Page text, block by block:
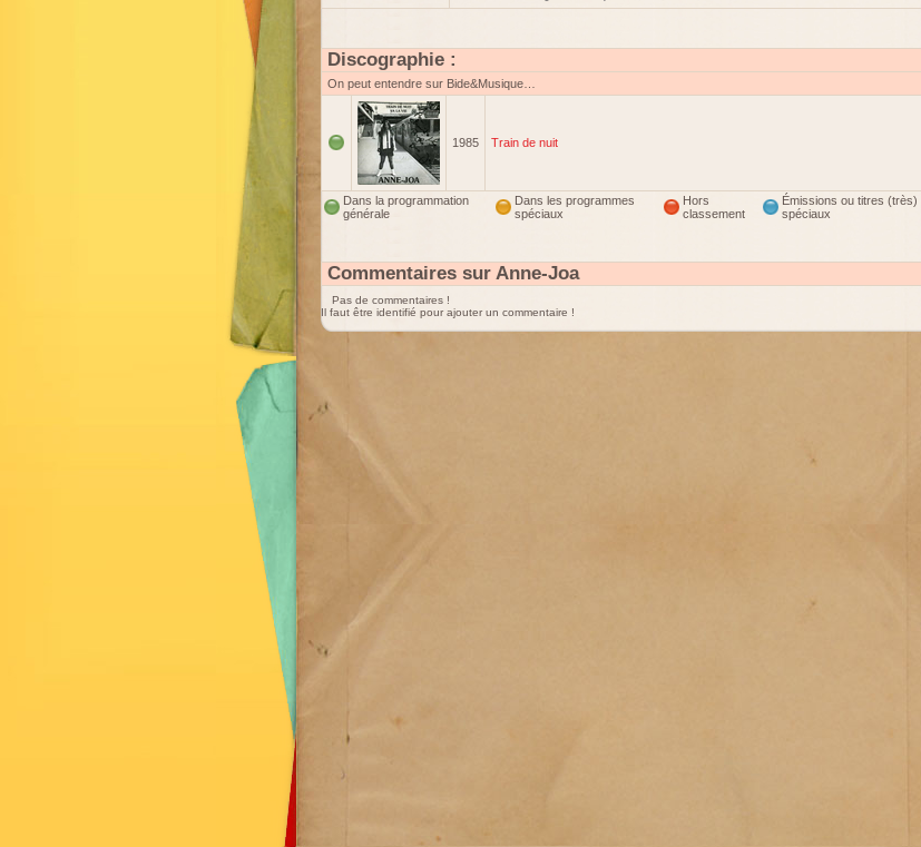
Discographie :
On peut entendre sur Bide&Musique…
1985 Train de nuit
Dans la programmation
générale
Dans les programmes
spéciaux
Hors
classement
Émissions ou titres (très)
spéciaux
Commentaires sur Anne-Joa
Pas de commentaires !
Il faut être identifié pour ajouter un commentaire !